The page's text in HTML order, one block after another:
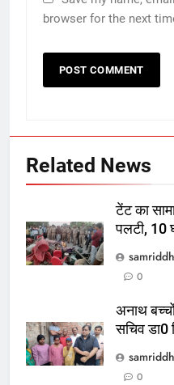
browser for the next
Related News
टेंट का
पलटी, 10
0
अनाथ
सचिव डा0
0